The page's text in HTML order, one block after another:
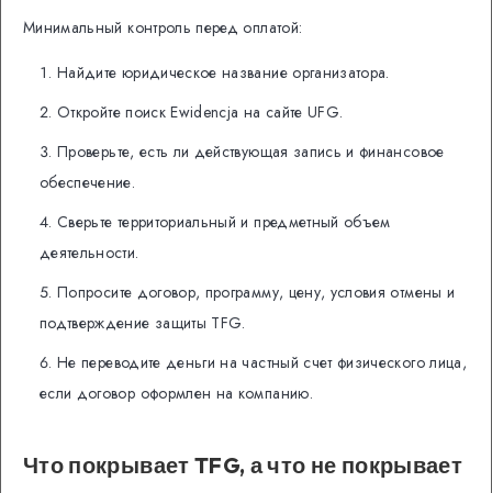
Минимальный контроль перед оплатой:
Найдите юридическое название организатора.
Откройте поиск Ewidencja на сайте UFG.
Проверьте, есть ли действующая запись и финансовое
обеспечение.
Сверьте территориальный и предметный объем
деятельности.
Попросите договор, программу, цену, условия отмены и
подтверждение защиты TFG.
Не переводите деньги на частный счет физического лица,
если договор оформлен на компанию.
Что покрывает TFG, а что не покрывает